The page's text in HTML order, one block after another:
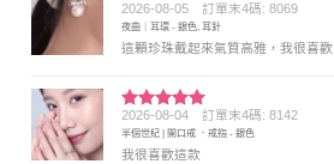
評分5 滿
分 5
2026-08-05 訂單末4碼: 8069
夜曲｜耳環 - 銀色, 耳針
這顆珍珠戴起來氣質高雅，我很喜歡
評分5 滿
分 5
2026-08-04 訂單末4碼: 8142
半個世紀 | 開口戒 ．戒指 - 銀色
我很喜歡這款